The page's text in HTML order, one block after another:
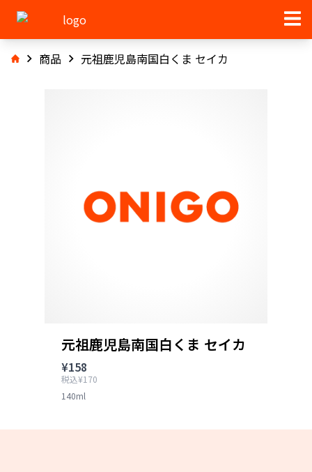
商品 元祖鹿児島南国白くま セイカ
元祖鹿児島南国白くま セイカ
¥158
税込¥170
140ml